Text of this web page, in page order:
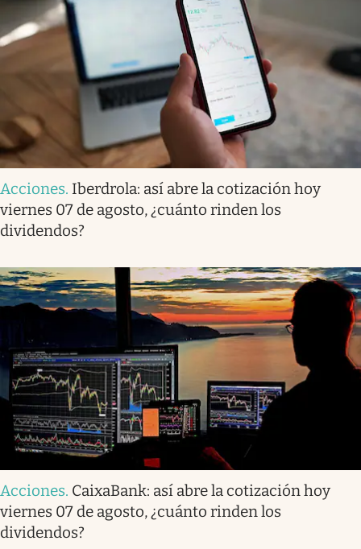
Acciones. Iberdrola: así abre la cotización hoy
viernes 07 de agosto, ¿cuánto rinden los
dividendos?
Acciones. CaixaBank: así abre la cotización hoy
viernes 07 de agosto, ¿cuánto rinden los
dividendos?